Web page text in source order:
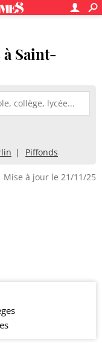
à Saint-
Piffonds
Mise à jour le 21/11/25